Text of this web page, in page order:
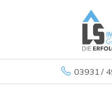
03931 /